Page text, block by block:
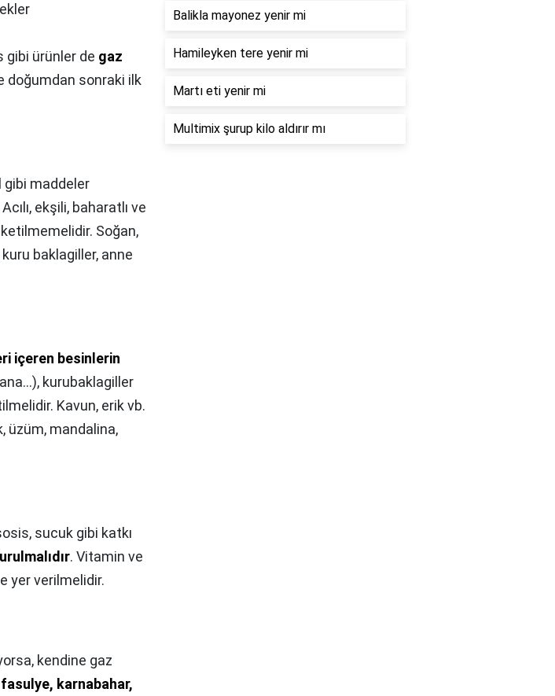
gibi ürünler de gaz
doğumdan sonraki ilk
gibi maddeler
ekşili, baharatlı ve
Soğan,
baklagiller, anne
içeren besinlerin
kurubaklagiller
Kavun, erik vb.
üzüm, mandalina,
sucuk gibi katkı
. Vitamin ve
yer verilmelidir.
kendine gaz
karnabahar,
Balikla mayonez yenir mi
Hamileyken tere yenir mi
Martı eti yenir mi
Multimix şurup kilo aldırır mı